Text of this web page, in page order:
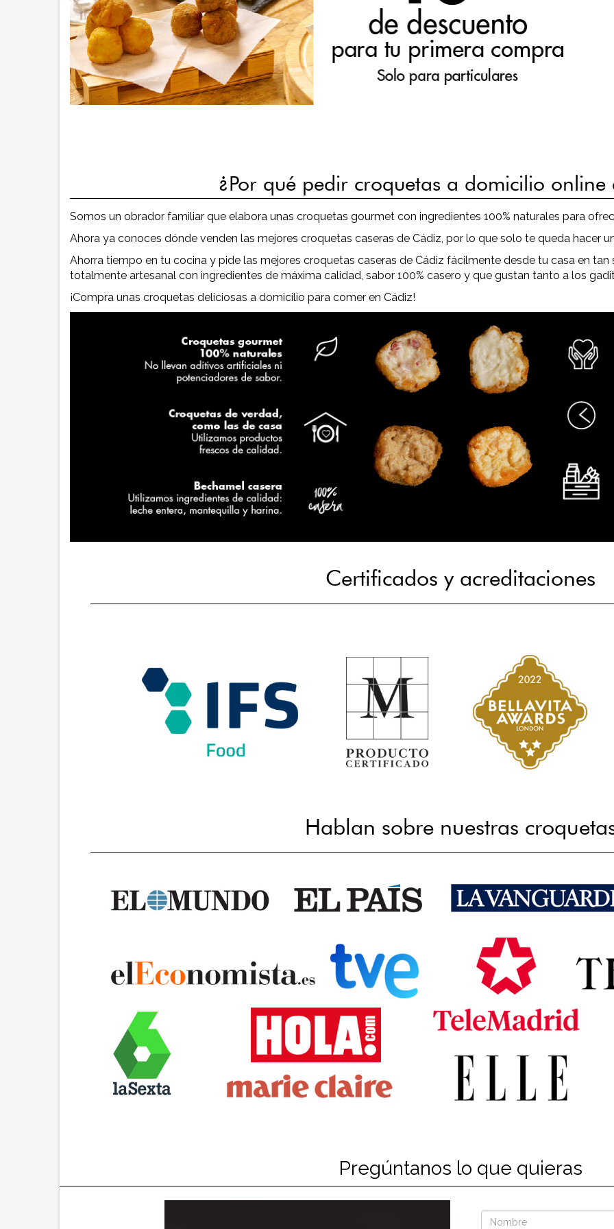
¿Por qué pedir croquetas a domicilio online
Somos un obrador familiar que elabora unas croquetas gourmet con ingredientes 100% naturales para
Ahora ya conoces dónde venden las mejores croquetas caseras de Cádiz, por lo que solo te queda hacer
Ahorra tiempo en tu cocina y pide las mejores croquetas caseras de Cádiz fácilmente desde tu casa en
totalmente artesanal con ingredientes de máxima calidad, sabor 100% casero y que gustan tanto a los
¡Compra unas croquetas deliciosas a domicilio para comer en Cádiz!
Certificados y acreditaciones
Hablan sobre nuestras
Pregúntanos lo que quieras
Nombre